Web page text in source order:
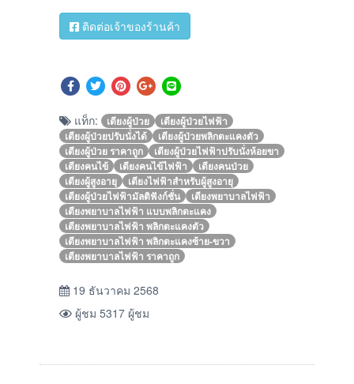
ติดต่อเจ้าของร้านค้า
แท็ก: เตียงผู้ป่วย
เตียงผู้ป่วยไฟฟ้า
เตียงผู้ป่วยปรับนั่งได้
เตียงผู้ป่วยพลิกตะแคงตัว
เตียงผู้ป่วย ราคาถูก
เตียงผู้ป่วยไฟฟ้าปรับนั่งห้อยขา
เตียงคนไข้
เตียงคนไข้ไฟฟ้า
เตียงคนป่วย
เตียงผู้สูงอายุ
เตียงไฟฟ้าสำหรับผู้สูงอายุ
เตียงผู้ป่วยไฟฟ้ามัลติฟังก์ชั่น
เตียงพยาบาลไฟฟ้า
เตียงพยาบาลไฟฟ้า แบบพลิกตะแคง
เตียงพยาบาลไฟฟ้า พลิกตะแคงตัว
เตียงพยาบาลไฟฟ้า พลิกตะแคงซ้าย-ขวา
เตียงพยาบาลไฟฟ้า ราคาถูก
19 ธันวาคม 2568
ผู้ชม 5317 ผู้ชม